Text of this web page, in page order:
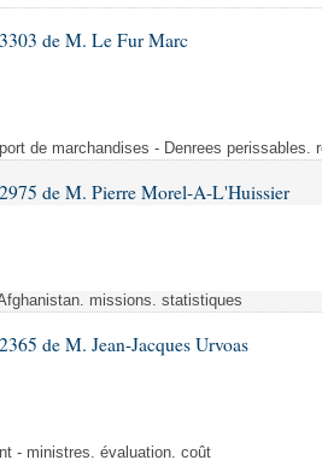
publics
de M. Le Fur Marc
de marchandises - Denrees perissables.
de M. Pierre Morel-A-L'Huissier
missions. statistiques
de M. Jean-Jacques Urvoas
- ministres. évaluation. coût